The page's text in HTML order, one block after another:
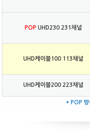
POP UHD230 231채널
UHD케이블100 113채널
UHD케이블200 223채널
* POP